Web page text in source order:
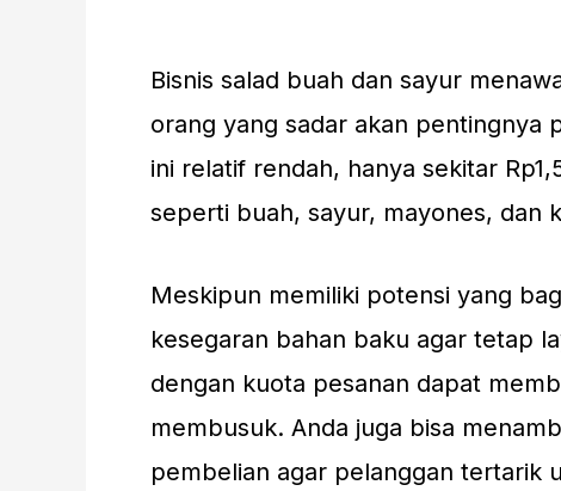
Bisnis salad buah dan sayur
orang yang sadar akan pentingnya
ini relatif rendah, hanya sekitar
seperti buah, sayur, mayones, dan
Meskipun memiliki potensi yang
kesegaran bahan baku agar tetap
dengan kuota pesanan dapat
membusuk. Anda juga bisa
pembelian agar pelanggan tertarik